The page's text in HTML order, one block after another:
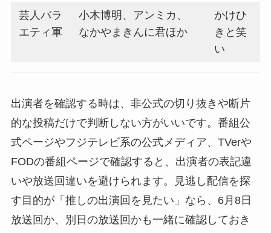
芸人バラ
エティ軍
小木博明、アンミカ、
なかやまきんに君ほか
かけひ
きと笑
い
出演者を確認する時は、非公式の切り抜きや断片
的な投稿だけで判断しない方がいいです。番組公
式ページやフジテレビ系の公式メディア、TVerや
FODの番組ページで確認すると、出演者の表記違
いや放送回違いを避けられます。見逃し配信を探
す目的が「推しの出演回を見たい」なら、6月8日
放送回か、別日の放送回かも一緒に確認しておき